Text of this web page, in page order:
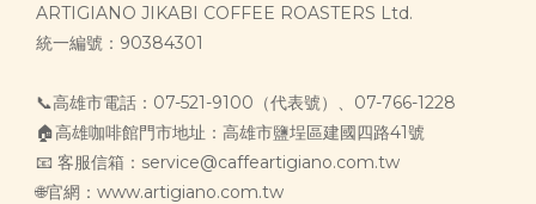
ARTIGIANO JIKABI COFFEE ROASTERS Ltd.
統一編號：90384301
📞高雄市電話：07-521-9100（代表號）、07-766-1228
🏠高雄咖啡館門市地址：高雄市鹽埕區建國四路41號
📧 客服信箱：service@caffeartigiano.com.tw
🌐官網：www.artigiano.com.tw